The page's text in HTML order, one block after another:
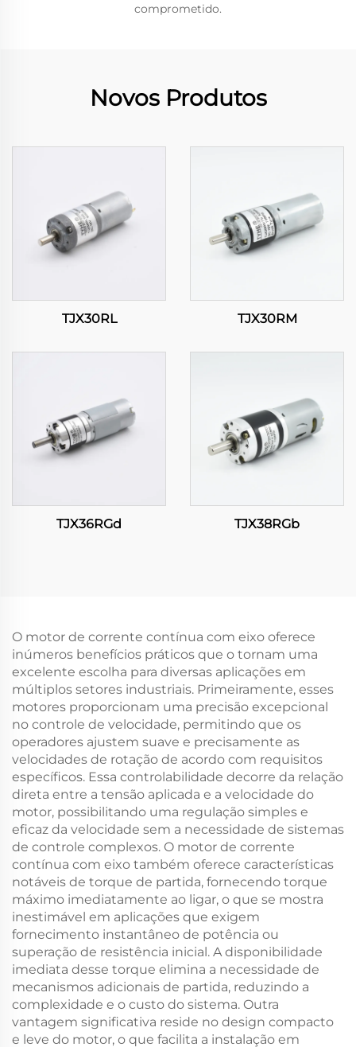
comprometido.
Novos Produtos
TJX30RL TJX30RM
TJX36RGd TJX38RGb
O motor de corrente contínua com eixo oferece
inúmeros benefícios práticos que o tornam uma
excelente escolha para diversas aplicações em
múltiplos setores industriais. Primeiramente, esses
motores proporcionam uma precisão excepcional
no controle de velocidade, permitindo que os
operadores ajustem suave e precisamente as
velocidades de rotação de acordo com requisitos
específicos. Essa controlabilidade decorre da relação
direta entre a tensão aplicada e a velocidade do
motor, possibilitando uma regulação simples e
eficaz da velocidade sem a necessidade de sistemas
de controle complexos. O motor de corrente
contínua com eixo também oferece características
notáveis de torque de partida, fornecendo torque
máximo imediatamente ao ligar, o que se mostra
inestimável em aplicações que exigem
fornecimento instantâneo de potência ou
superação de resistência inicial. A disponibilidade
imediata desse torque elimina a necessidade de
mecanismos adicionais de partida, reduzindo a
complexidade e o custo do sistema. Outra
vantagem significativa reside no design compacto
e leve do motor, o que facilita a instalação em